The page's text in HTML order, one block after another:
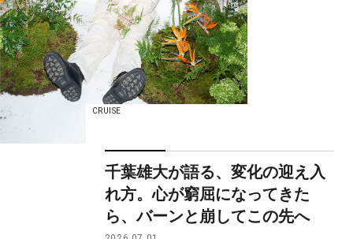
CRUISE
千葉雄大が語る、変化の迎え入
れ方。心が窮屈になってきた
ら、バーンと崩してこの先へ